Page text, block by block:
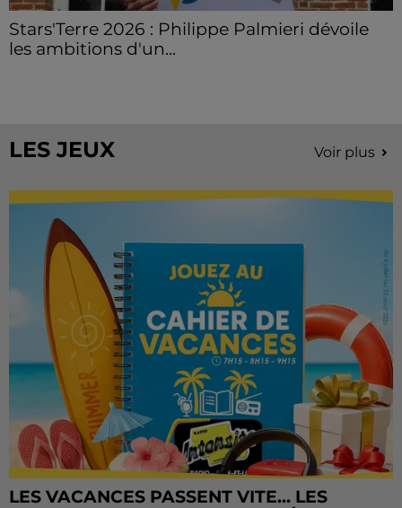
Stars'Terre 2026 : Philippe Palmieri dévoile
les ambitions d'un...
LES JEUX Voir plus
LES VACANCES PASSENT VITE... LES